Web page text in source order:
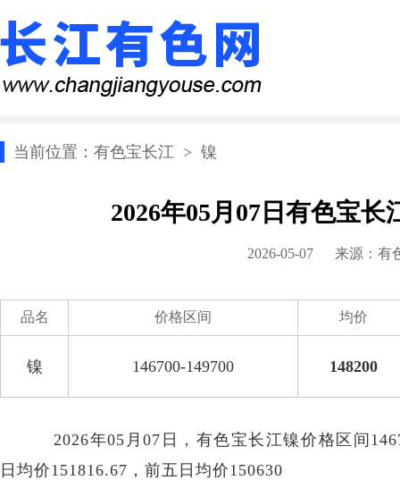
当前位置： 有色宝长江 > 镍
2026年05月07日有色宝
2026-05-07 来源： 有
品名 价格区间 均价
镍 146700-149700 148200
2026年05月07日，有色宝长江镍价格区间
日均价151816.67，前五日均价150630